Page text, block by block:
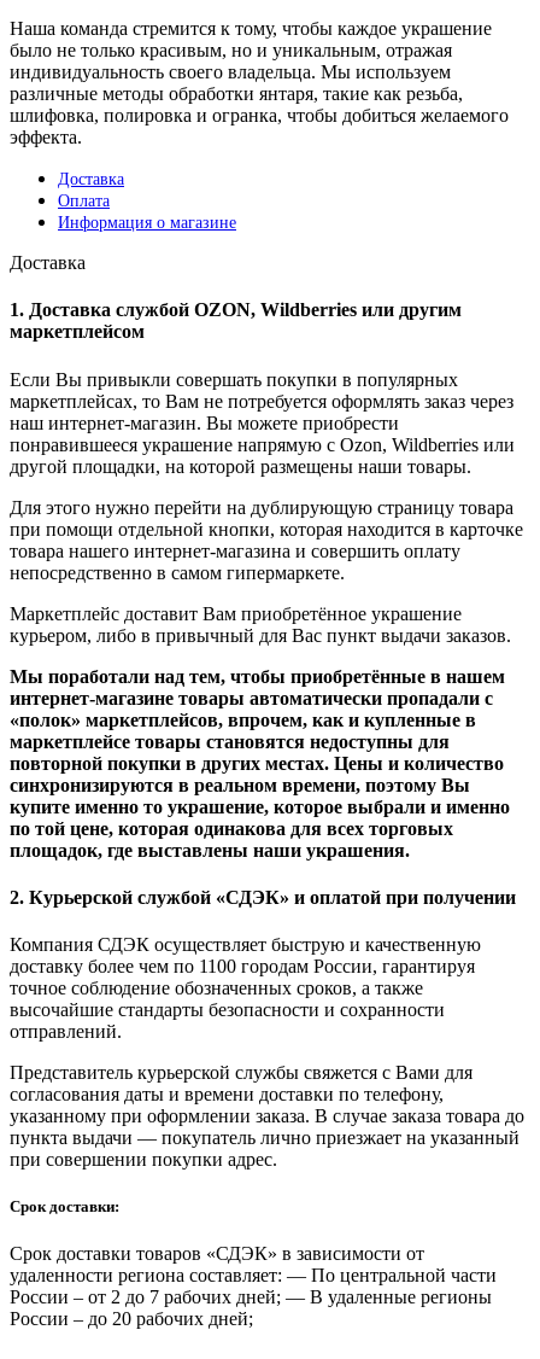
Наша команда стремится к тому, чтобы каждое украшение
было не только красивым, но и уникальным, отражая
индивидуальность своего владельца. Мы используем
различные методы обработки янтаря, такие как резьба,
шлифовка, полировка и огранка, чтобы добиться желаемого
эффекта.
Доставка
Оплата
Информация о магазине
Доставка
1. Доставка службой OZON, Wildberries или другим
маркетплейсом
Если Вы привыкли совершать покупки в популярных
маркетплейсах, то Вам не потребуется оформлять заказ через
наш интернет-магазин. Вы можете приобрести
понравившееся украшение напрямую с Ozon, Wildberries или
другой площадки, на которой размещены наши товары.
Для этого нужно перейти на дублирующую страницу товара
при помощи отдельной кнопки, которая находится в карточке
товара нашего интернет-магазина и совершить оплату
непосредственно в самом гипермаркете.
Маркетплейс доставит Вам приобретённое украшение
курьером, либо в привычный для Вас пункт выдачи заказов.
Мы поработали над тем, чтобы приобретённые в нашем
интернет-магазине товары автоматически пропадали с
«полок» маркетплейсов, впрочем, как и купленные в
маркетплейсе товары становятся недоступны для
повторной покупки в других местах. Цены и количество
синхронизируются в реальном времени, поэтому Вы
купите именно то украшение, которое выбрали и именно
по той цене, которая одинакова для всех торговых
площадок, где выставлены наши украшения.
2. Курьерской службой «СДЭК» и оплатой при получении
Компания СДЭК осуществляет быструю и качественную
доставку более чем по 1100 городам России, гарантируя
точное соблюдение обозначенных сроков, а также
высочайшие стандарты безопасности и сохранности
отправлений.
Представитель курьерской службы свяжется с Вами для
согласования даты и времени доставки по телефону,
указанному при оформлении заказа. В случае заказа товара до
пункта выдачи — покупатель лично приезжает на указанный
при совершении покупки адрес.
Срок доставки:
Срок доставки товаров «СДЭК» в зависимости от
удаленности региона составляет: — По центральной части
России – от 2 до 7 рабочих дней; — В удаленные регионы
России – до 20 рабочих дней;